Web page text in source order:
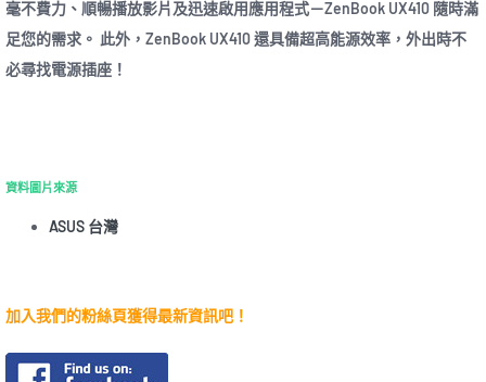
毫不費力、順暢播放影片及迅速啟用應用程式－ZenBook UX410 隨時滿
足您的需求。 此外，ZenBook UX410 還具備超高能源效率，外出時不
必尋找電源插座！
資料圖片來源
ASUS 台灣
加入我們的粉絲頁獲得最新資訊吧！